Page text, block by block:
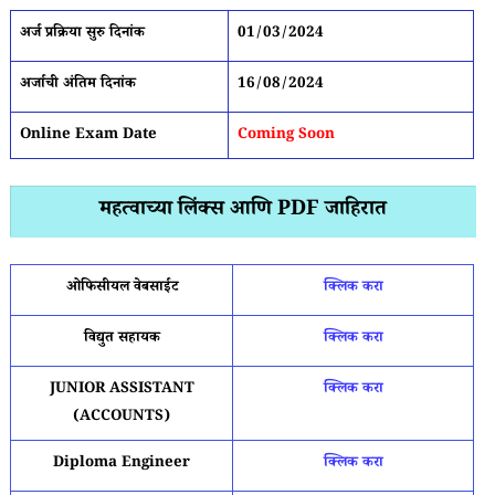
अर्ज प्रक्रिया सुरु दिनांक 01/03/2024
अर्जाची अंतिम दिनांक 16/08/2024
Online Exam Date Coming Soon
महत्वाच्या लिंक्स आणि PDF जाहिरात
ओफिसीयल वेबसाईट क्लिक करा
विद्युत सहायक क्लिक करा
JUNIOR ASSISTANT
(ACCOUNTS)
क्लिक करा
Diploma Engineer क्लिक करा